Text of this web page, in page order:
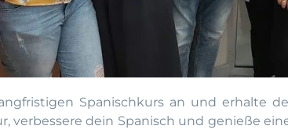
Spanischkurs an und erhalte
verbessere dein Spanisch und genieße